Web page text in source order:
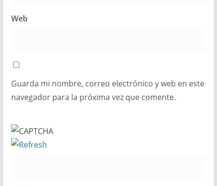
Web
Guarda mi nombre, correo electrónico y web en este
navegador para la próxima vez que comente.